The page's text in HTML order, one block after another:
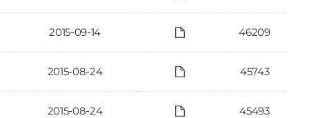
2015-09-14 46209
2015-08-24 45743
2015-08-24 45493